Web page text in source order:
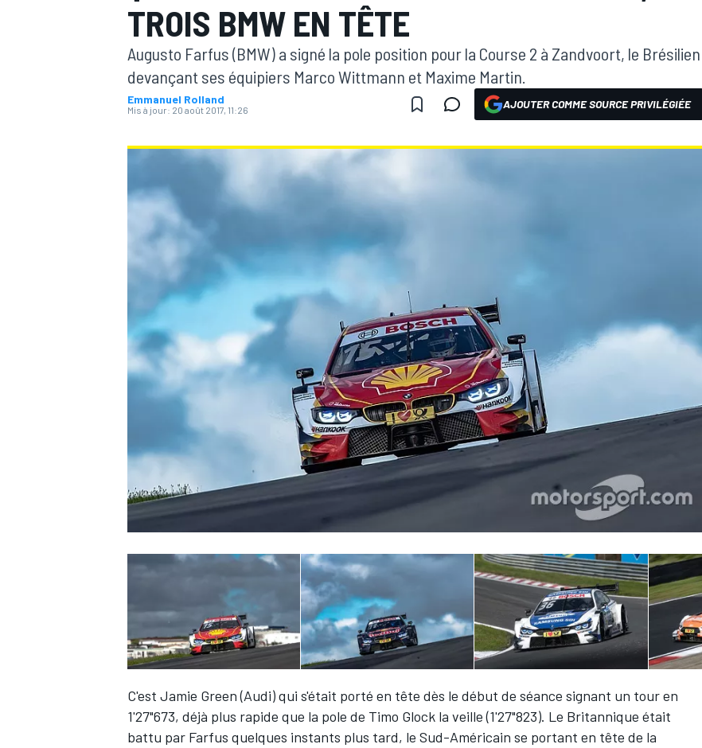
WEC
TROIS BMW EN TÊTE
Augusto Farfus (BMW) a signé la pole position pour la Course 2 à Zandvoort, le Brésilien
devançant ses équipiers Marco Wittmann et Maxime Martin.
Emmanuel Rolland
Mis à jour: 20 août 2017, 11:26 AJOUTER COMME SOURCE PRIVILÉGIÉE
C'est Jamie Green (Audi) qui s'était porté en tête dès le début de séance signant un tour en
1'27"673, déjà plus rapide que la pole de Timo Glock la veille (1'27"823). Le Britannique était
battu par Farfus quelques instants plus tard, le Sud-Américain se portant en tête de la